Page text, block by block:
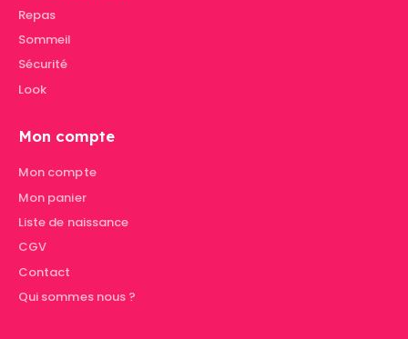
Repas
Sommeil
Sécurité
Look
Mon compte
Mon compte
Mon panier
Liste de naissance
CGV
Contact
Qui sommes nous ?